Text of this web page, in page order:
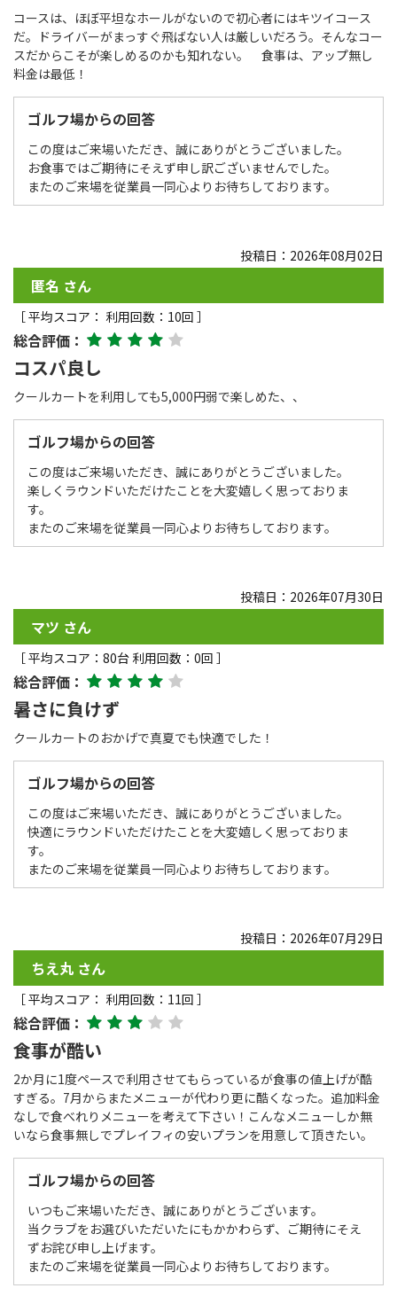
コースは、ほぼ平坦なホールがないので初心者にはキツイコース
だ。ドライバーがまっすぐ飛ばない人は厳しいだろう。そんなコー
スだからこそが楽しめるのかも知れない。 食事は、アップ無し
料金は最低！
ゴルフ場からの回答
この度はご来場いただき、誠にありがとうございました。
お食事ではご期待にそえず申し訳ございませんでした。
またのご来場を従業員一同心よりお待ちしております。
匿名 さん
［ 平均スコア： 利用回数：10回 ］
投稿日：2026年08月02日
総合評価：
コスパ良し
クールカートを利用しても5,000円弱で楽しめた、、
ゴルフ場からの回答
この度はご来場いただき、誠にありがとうございました。
楽しくラウンドいただけたことを大変嬉しく思っておりま
す。
またのご来場を従業員一同心よりお待ちしております。
マツ さん
［ 平均スコア：80台 利用回数：0回 ］
投稿日：2026年07月30日
総合評価：
暑さに負けず
クールカートのおかげで真夏でも快適でした！
ゴルフ場からの回答
この度はご来場いただき、誠にありがとうございました。
快適にラウンドいただけたことを大変嬉しく思っておりま
す。
またのご来場を従業員一同心よりお待ちしております。
ちえ丸 さん
［ 平均スコア： 利用回数：11回 ］
投稿日：2026年07月29日
総合評価：
食事が酷い
2か月に1度ペースで利用させてもらっているが食事の値上げが酷
すぎる。7月からまたメニューが代わり更に酷くなった。追加料金
なしで食べれりメニューを考えて下さい！こんなメニューしか無
いなら食事無しでプレイフィの安いプランを用意して頂きたい。
ゴルフ場からの回答
いつもご来場いただき、誠にありがとうございます。
当クラブをお選びいただいたにもかかわらず、ご期待にそえ
ずお詫び申し上げます。
またのご来場を従業員一同心よりお待ちしております。